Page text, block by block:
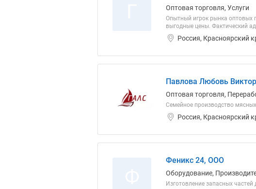
Оптовая торговля, Услуги
Опытный игрок рынка оптовых
выгодные цены. Фактический
Россия, Красноярский
Павлова Любовь
Оптовая торговля,
Семейное производство
Россия, Красноярский
Феникс 24, ООО
Оборудование,
Изготовление запасных